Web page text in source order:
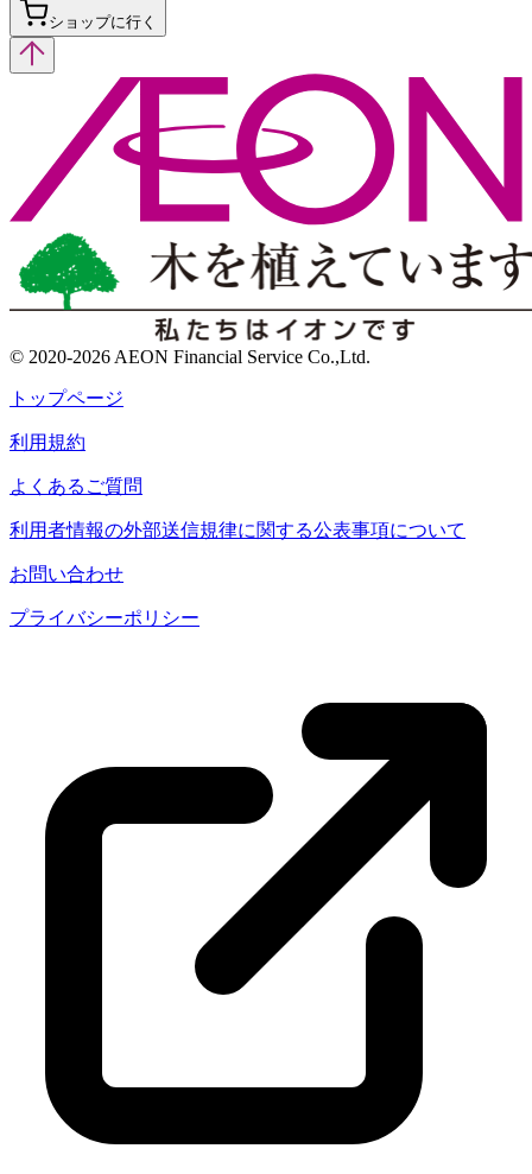
ショップに行く
© 2020-2026 AEON Financial Service Co.,Ltd.
トップページ
利用規約
よくあるご質問
利用者情報の外部送信規律に関する公表事項について
お問い合わせ
プライバシーポリシー